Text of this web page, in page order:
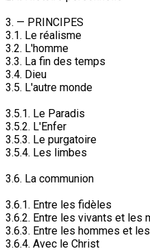
3. — PRINCIPES
3.1. Le réalisme
3.2. L'homme
3.3. La fin des temps
3.4. Dieu
3.5. L'autre monde
3.5.1. Le Paradis
3.5.2. L'Enfer
3.5.3. Le purgatoire
3.5.4. Les limbes
3.6. La communion
3.6.1. Entre les fidèles
3.6.2. Entre les vivants et les
3.6.3. Entre les hommes et
3.6.4. Avec le Christ